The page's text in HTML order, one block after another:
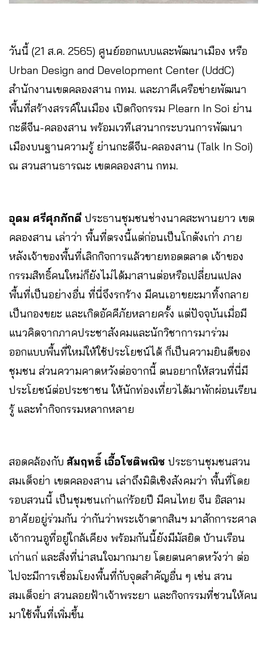
วันนี้ (21 ส.ค. 2565) ศูนย์ออกแบบและพัฒนาเมือง หรือ
Urban Design and Development Center (UddC)
สำนักงานเขตคลองสาน กทม. และภาคีเครือข่ายพัฒนา
พื้นที่สร้างสรรค์ในเมือง เปิดกิจกรรม Plearn In Soi ย่าน
กะดีจีน-คลองสาน พร้อมเวทีเสวนากระบวนการพัฒนา
เมืองบนฐานความรู้ ย่านกะดีจีน-คลองสาน (Talk In Soi)
ณ สวนสานธารณะ เขตคลองสาน กทม.
อุดม ศรีศุภภักดี ประธานชุมชนช่างนาคสะพานยาว เขต
คลองสาน เล่าว่า พื้นที่ตรงนี้แต่ก่อนเป็นโกดังเก่า ภาย
หลังเจ้าของพื้นที่เลิกกิจการแล้วขายทอดตลาด เจ้าของ
กรรมสิทธิ์คนใหม่ก็ยังไม่ได้มาสานต่อหรือเปลี่ยนแปลง
พื้นที่เป็นอย่างอื่น ที่นี่จึงรกร้าง มีคนเอาขยะมาทิ้งกลาย
เป็นกองขยะ และเกิดอัคคีภัยหลายครั้ง แต่ปัจจุบันเมื่อมี
แนวคิดจากภาคประชาสังคมและนักวิชาการมาร่วม
ออกแบบพื้นที่ใหม่ให้ใช้ประโยชน์ได้ ก็เป็นความยินดีของ
ชุมชน ส่วนความคาดหวังต่อจากนี้ ตนอยากให้สวนที่นี่มี
ประโยชน์ต่อประชาชน ให้นักท่องเที่ยวได้มาพักผ่อนเรียน
รู้ และทำกิจกรรมหลากหลาย
สอดคล้องกับ สัมฤทธิ์ เอื้อโชติพณิช ประธานชุมชนสวน
สมเด็จย่า เขตคลองสาน เล่าถึงมิติเชิงสังคมว่า พื้นที่โดย
รอบสวนนี้ เป็นชุมชนเก่าแก่ร้อยปี มีคนไทย จีน อิสลาม
อาศัยอยู่ร่วมกัน ว่ากันว่าพระเจ้าตากสินฯ มาสักการะศาล
เจ้ากวนอูที่อยู่ใกล้เคียง พร้อมกันนี้ยังมีมัสยิด บ้านเรือน
เก่าแก่ และสิ่งที่น่าสนใจมากมาย โดยตนคาดหวังว่า ต่อ
ไปจะมีการเชื่อมโยงพื้นที่กับจุดสำคัญอื่น ๆ เช่น สวน
สมเด็จย่า สวนลอยฟ้าเจ้าพระยา และกิจกรรมที่ชวนให้คน
มาใช้พื้นที่เพิ่มขึ้น